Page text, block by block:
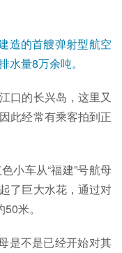
造的首艘弹射型航空
量8万余吨。
口的长兴岛，这里又
此经常有乘客拍到正
小车从“福建”号航母
了巨大水花，通过对
米。
是不是已经开始对其